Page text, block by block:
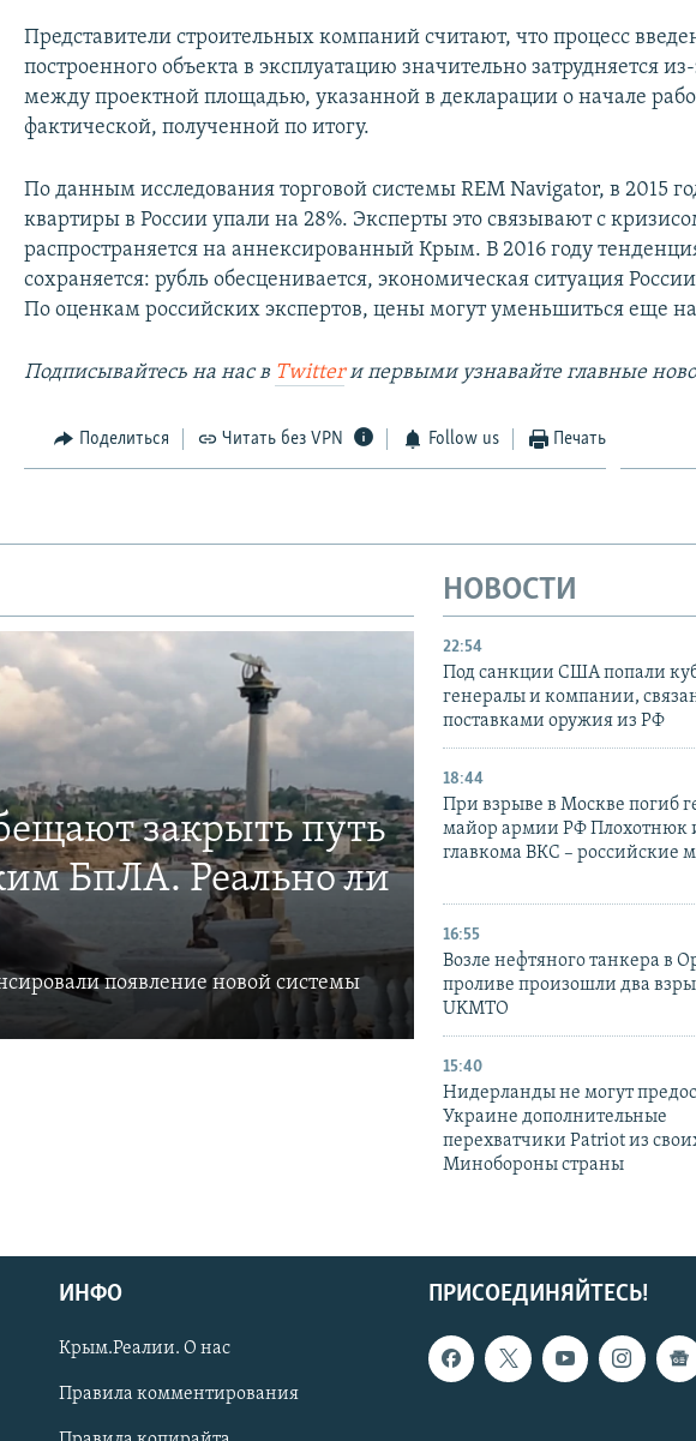
Представители строительных компаний считают, что процесс
построенного объекта в эксплуатацию значительно затрудняется
между проектной площадью, указанной в декларации о начале
фактической, полученной по итогу.
По данным исследования торговой системы REM Navigator, в 2015
квартиры в России упали на 28%. Эксперты это связывают с
распространяется на аннексированный Крым. В 2016 году
сохраняется: рубль обесценивается, экономическая ситуация
По оценкам российских экспертов, цены могут уменьшиться еще
Подписывайтесь на наc в Twitterи первыми узнавайте главные
Поделиться Читать без VPN Follow us Печать
закрыть путь
БпЛА. Реально ли
появление новой системы
НОВОСТИ
22:54
Под санкции США попали
генералы и компании,
поставками оружия из РФ
18:44
При взрыве в Москве погиб
майор армии РФ Плохотнюк
главкома ВКС – российские
16:55
Возле нефтяного танкера в
проливе произошли два
UKMTO
15:40
Нидерланды не могут
Украине дополнительные
перехватчики Patriot из
Минобороны страны
ПРИСОЕДИНЯЙТЕСЬ!
ИНФО
Крым.Реалии. О нас
Правила комментирования